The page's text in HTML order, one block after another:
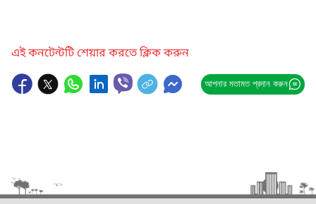
এই কনটেন্টটি শেয়ার করতে ক্লিক করুন
আপনার মতামত প্রদান করুন